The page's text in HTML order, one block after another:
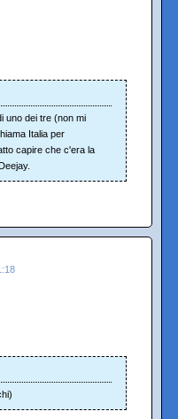
uno dei tre (non mi
Italia per
capire che c'era la